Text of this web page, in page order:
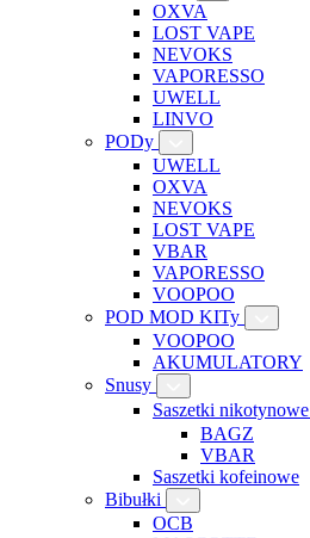
OXVA
LOST VAPE
NEVOKS
VAPORESSO
UWELL
LINVO
PODy
UWELL
OXVA
NEVOKS
LOST VAPE
VBAR
VAPORESSO
VOOPOO
POD MOD KITy
VOOPOO
AKUMULATORY
Snusy
Saszetki nikotynowe
BAGZ
VBAR
Saszetki kofeinowe
Bibułki
OCB